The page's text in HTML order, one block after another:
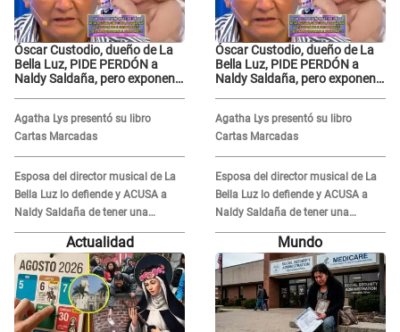
Óscar Custodio, dueño de La
Bella Luz, PIDE PERDÓN a
Naldy Saldaña, pero exponen
grabar"
Agatha Lys presentó su libro
Cartas Marcadas
Esposa del director musical de La
Bella Luz lo defiende y ACUSA a
Naldy Saldaña de tener una
relación con él y otros integrantes
Óscar Custodio, dueño de La
Bella Luz, PIDE PERDÓN a
Naldy Saldaña, pero exponen
grabar"
Agatha Lys presentó su libro
Cartas Marcadas
Esposa del director musical de La
Bella Luz lo defiende y ACUSA a
Naldy Saldaña de tener una
relación con él y otros integrantes
Actualidad Mundo